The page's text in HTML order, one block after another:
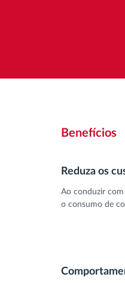
Benefícios
Reduza os
Ao conduzir com
o consumo de